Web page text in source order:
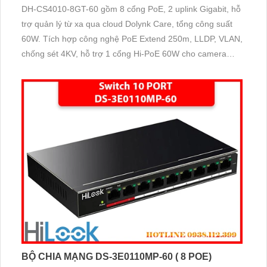
DH-CS4010-8GT-60 gồm 8 cổng PoE, 2 uplink Gigabit, hỗ
trợ quản lý từ xa qua cloud Dolynk Care, tổng công suất
60W. Tích hợp công nghệ PoE Extend 250m, LLDP, VLAN,
chống sét 4KV, hỗ trợ 1 cổng Hi-PoE 60W cho camera
dễ lắp đặt.
BỘ CHIA MẠNG DS-3E0110MP-60 ( 8 POE)